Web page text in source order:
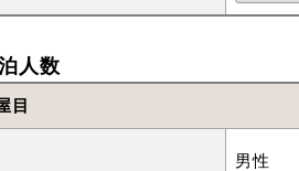
人数
目
男性